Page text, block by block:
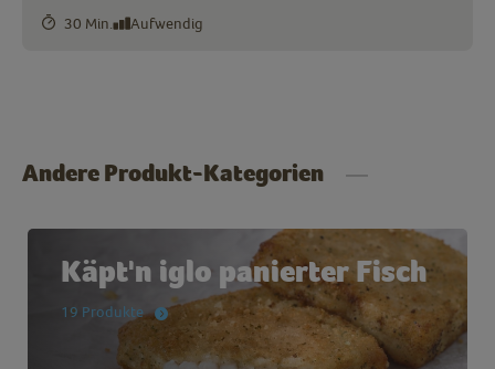
30 Min. Aufwendig
Andere Produkt-Kategorien
Käpt'n iglo panierter Fisch
19 Produkte